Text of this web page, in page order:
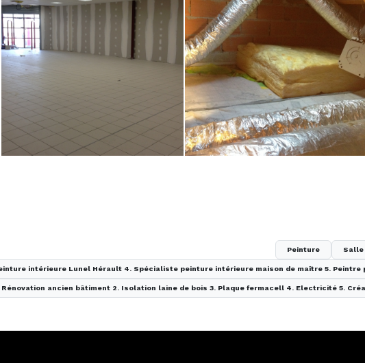
Peinture Salle
intérieure Lunel Hérault 4. Spécialiste peinture intérieure maison de maître 5.
Rénovation ancien bâtiment 2. Isolation laine de bois 3. Plaque fermacell 4. Electricité 5.